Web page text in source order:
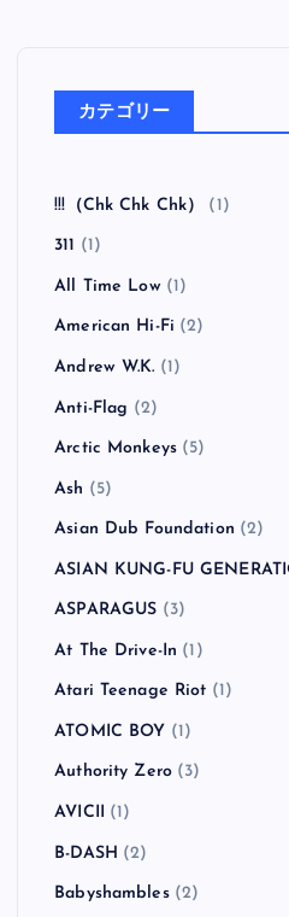
カテゴリー
!!!（Chk Chk Chk） (1)
311 (1)
All Time Low(1)
American Hi-Fi (2)
Andrew W.K. (1)
Anti-Flag (2)
Arctic Monkeys (5)
Ash (5)
Asian Dub Foundation (2)
ASIAN KUNG-FU
ASPARAGUS (3)
At The Drive-In (1)
Atari Teenage Riot (1)
ATOMIC BOY (1)
Authority Zero (3)
AVICII (1)
B-DASH (2)
Babyshambles(2)